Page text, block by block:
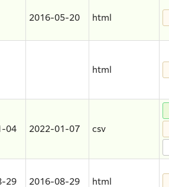
2016-05-20 html
html
04 2022-01-07 csv
29 2016-08-29 html